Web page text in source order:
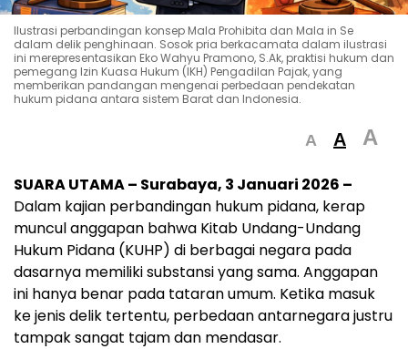
Ilustrasi perbandingan konsep Mala Prohibita dan Mala in Se
dalam delik penghinaan. Sosok pria berkacamata dalam ilustrasi
ini merepresentasikan Eko Wahyu Pramono, S.Ak, praktisi hukum dan
pemegang Izin Kuasa Hukum (IKH) Pengadilan Pajak, yang
memberikan pandangan mengenai perbedaan pendekatan
hukum pidana antara sistem Barat dan Indonesia.
A A A
SUARA UTAMA – Surabaya, 3 Januari 2026 –
Dalam kajian perbandingan hukum pidana, kerap
muncul anggapan bahwa Kitab Undang-Undang
Hukum Pidana (KUHP) di berbagai negara pada
dasarnya memiliki substansi yang sama. Anggapan
ini hanya benar pada tataran umum. Ketika masuk
ke jenis delik tertentu, perbedaan antarnegara justru
tampak sangat tajam dan mendasar.